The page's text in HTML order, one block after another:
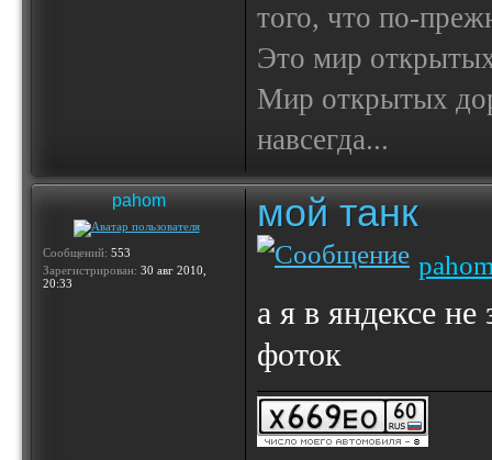
того, что по-
Это мир
Мир открытых
навсегда...
pahom
Сообщений: 553
Зарегистрирован: 30 авг 2010,
20:33
мой танк
а я в яндексе
фоток